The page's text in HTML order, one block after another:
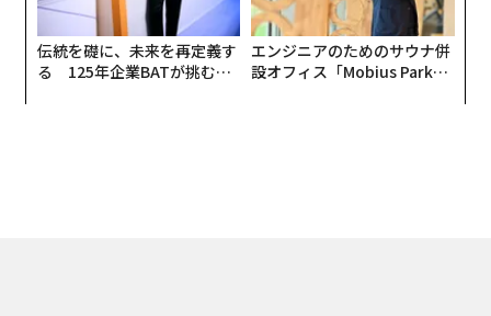
伝統を礎に、未来を再定義す
る 125年企業BATが挑むス
エンジニアのためのサウナ併
設オフィス「Mobius Park」